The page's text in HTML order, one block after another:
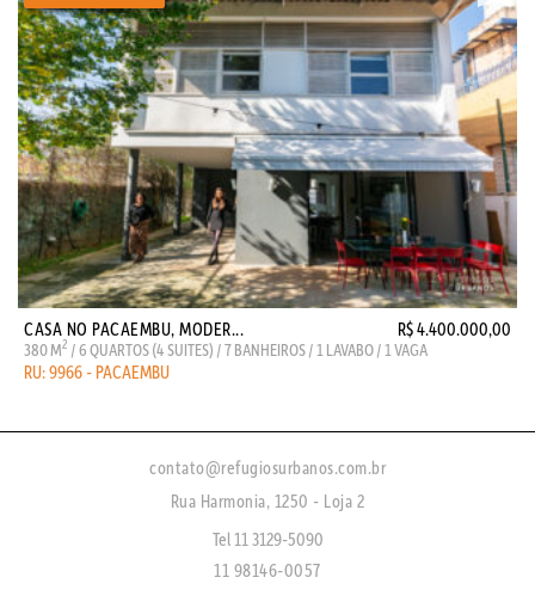
CASA NO PACAEMBU, MODER... R$ 4.400.000,00
380 M2 / 6 QUARTOS (4 SUITES) / 7 BANHEIROS / 1 LAVABO / 1 VAGA
RU: 9966 - PACAEMBU
contato@refugiosurbanos.com.br
Rua Harmonia, 1250 - Loja 2
Tel 11 3129-5090
11 98146-0057